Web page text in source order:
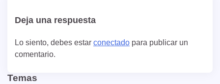
Deja una respuesta
Lo siento, debes estar conectado para publicar un
comentario.
Temas